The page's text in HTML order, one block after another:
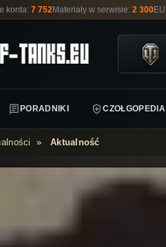
konta: 7 752Materiały w serwisie: 2 300EU
PORADNIKI CZOŁGOPEDIA
»Aktualność